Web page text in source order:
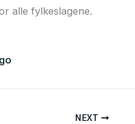
alle fylkeslagene.
NEXT